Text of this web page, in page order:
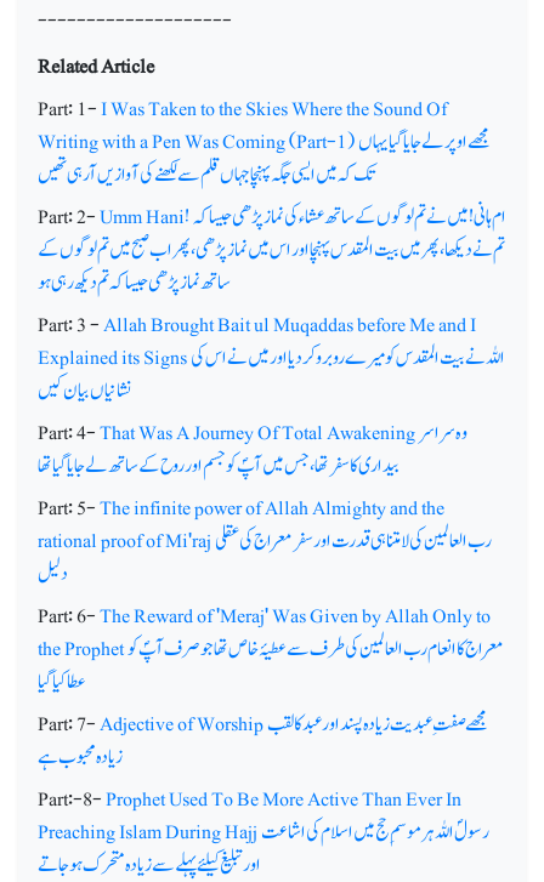
--------------------
Related Article
Part: 1-I Was Taken to the Skies Where the Sound Of
Writing with a Pen Was Coming (Part-1)مجھے اوپر لے جایا گیا یہاں
تک کہ میں ایسی جگہ پہنچا جہاں قلم سے لکھنے کی آوازیں آرہی تھیں
Part: 2-Umm Hani!ام ہانی! میں نے تم لوگوں کے ساتھ عشاء کی نماز پڑھی جیسا کہ
تم نے دیکھا، پھرمیں بیت المقدس پہنچا اور اس میں نماز پڑھی، پھر اب صبح میں تم لوگوں کے
ساتھ نماز پڑھی جیسا کہ تم دیکھ رہی ہو
Part: 3 -Allah Brought Bait ul Muqaddas before Me and I
Explained its Signsاللہ نے بیت المقدس کو میرے روبرو کردیااور میں نے اس کی
نشانیاں بیان کیں
Part: 4-That Was A Journey Of Total Awakeningوہ سراسر
بیداری کا سفر تھا، جس میں آپؐ کو جسم اور روح کے ساتھ لے جایا گیا تھا
Part: 5-The infinite power of Allah Almighty and the
rational proof of Mi'rajرب العالمین کی لامتناہی قدرت اور سفر معراج کی عقلی
دلیل
Part: 6-The Reward of 'Meraj' Was Given by Allah Only to
the Prophetمعراج کا انعام رب العالمین کی طرف سے عطیۂ خاص تھا جو صرف آپؐ کو
عطا کیا گیا
Part: 7-Adjective of Worshipمجھے صفت ِ عبدیت زیادہ پسند اور عبد کا لقب
زیادہ محبوب ہے
Part:-8-Prophet Used To Be More Active Than Ever In
Preaching Islam During Hajjرسولؐ اللہ ہر موسمِ حج میں اسلام کی اشاعت
اور تبلیغ کیلئے پہلے سے زیادہ متحرک ہوجاتے